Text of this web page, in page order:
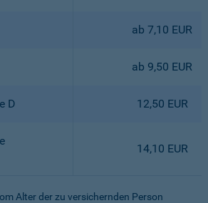
ab 7,10 EUR
ab 9,50 EUR
D 12,50 EUR
14,10 EUR
Alter der zu versichernden Person